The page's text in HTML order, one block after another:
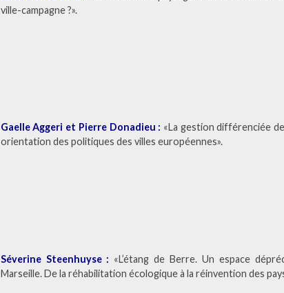
ville-campagne ?».
Gaelle Aggeri et Pierre Donadieu : «La gestion différenciée
orientation des politiques des villes européennes».
Séverine Steenhuyse : «L’étang de Berre. Un espace
Marseille. De la réhabilitation écologique à la réinvention des